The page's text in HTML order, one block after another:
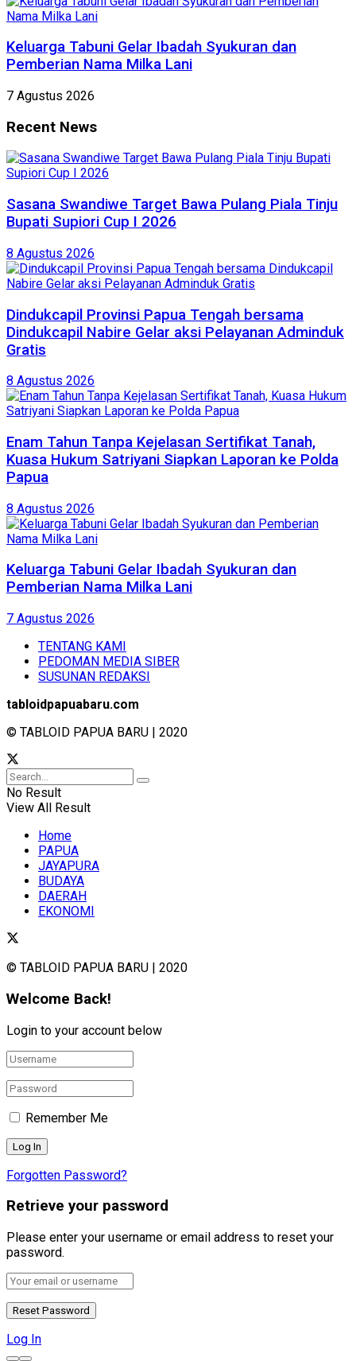
Keluarga Tabuni Gelar Ibadah Syukuran dan
Pemberian Nama Milka Lani
7 Agustus 2026
Recent News
Sasana Swandiwe Target Bawa Pulang Piala Tinju
Bupati Supiori Cup I 2026
8 Agustus 2026
Dindukcapil Provinsi Papua Tengah bersama
Dindukcapil Nabire Gelar aksi Pelayanan Adminduk
Gratis
8 Agustus 2026
Enam Tahun Tanpa Kejelasan Sertifikat Tanah,
Kuasa Hukum Satriyani Siapkan Laporan ke Polda
Papua
8 Agustus 2026
Keluarga Tabuni Gelar Ibadah Syukuran dan
Pemberian Nama Milka Lani
7 Agustus 2026
TENTANG KAMI
PEDOMAN MEDIA SIBER
SUSUNAN REDAKSI
tabloidpapuabaru.com
© TABLOID PAPUA BARU | 2020
No Result
View All Result
Home
PAPUA
JAYAPURA
BUDAYA
DAERAH
EKONOMI
© TABLOID PAPUA BARU | 2020
Welcome Back!
Login to your account below
Remember Me
Forgotten Password?
Retrieve your password
Please enter your username or email address to reset your
password.
Log In